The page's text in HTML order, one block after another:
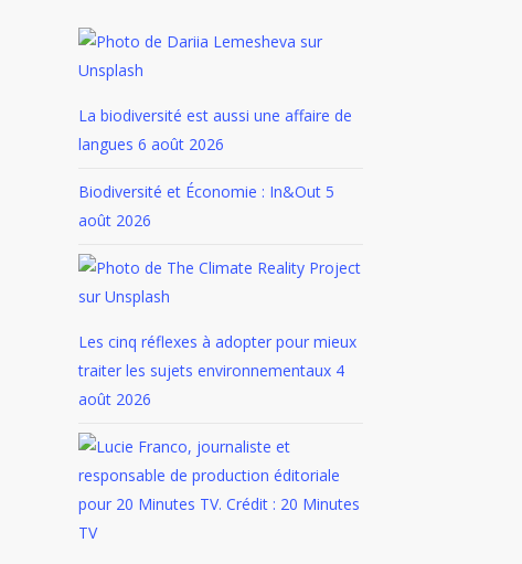
La biodiversité est aussi une affaire de
langues 6 août 2026
Biodiversité et Économie : In&Out 5
août 2026
Les cinq réflexes à adopter pour mieux
traiter les sujets environnementaux 4
août 2026